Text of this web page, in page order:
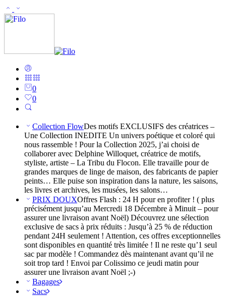
0
0
Collection FlowDes motifs EXCLUSIFS des créatrices –
Une Collection INEDITE Un univers poétique et coloré qui
nous rassemble ! Pour la Collection 2025, j’ai choisi de
collaborer avec Delphine Willoquet, créatrice de motifs,
styliste, artiste – La Tribu du Flocon. Elle travaille pour de
grandes marques de linge de maison, des fabricants de papier
peints… Elle puise son inspiration dans la nature, les saisons,
les livres et archives, les musées, les salons…
PRIX DOUXOffres Flash : 24 H pour en profiter ! ( plus
précisément jusqu’au Mercredi 18 Décembre à Minuit – pour
assurer une livraison avant Noël) Découvrez une sélection
exclusive de sacs à prix réduits : Jusqu’à 25 % de réduction
pendant 24H seulement ! Attention, ces offres exceptionnelles
sont disponibles en quantité très limitée ! Il ne reste qu’1 seul
sac par modèle ! Commandez dès maintenant avant qu’il ne
soit trop tard ! Envoi par Colissimo ce jeudi matin pour
assurer une livraison avant Noël ;-)
Bagages
Sacs